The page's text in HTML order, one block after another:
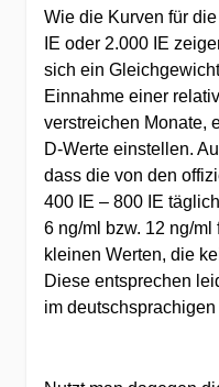
Wie die Kurven für
IE oder 2.000 IE
sich ein
Einnahme einer
verstreichen Monate,
D-Werte einstellen.
dass die von den
400 IE – 800 IE
6 ng/ml bzw. 12 ng/
kleinen Werten, die
Diese entsprechen
im deutschsprachigen